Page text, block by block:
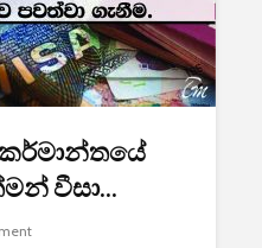
කර්මාන්තයේ
වීසා...